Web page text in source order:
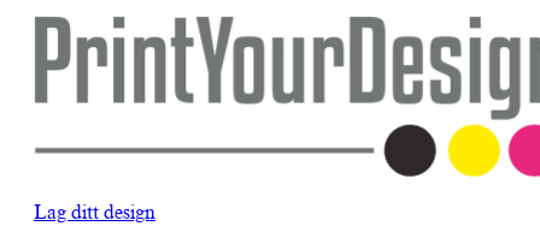
Lag ditt design